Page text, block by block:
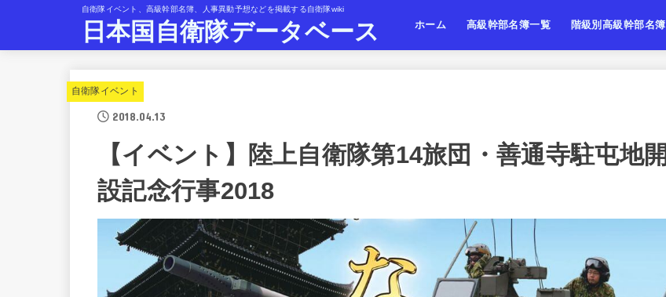
自衛隊イベント、高級幹部名簿、人事異動予想などを掲載する自衛隊wiki
日本国自衛隊データベース ホーム 高級幹部名簿一覧 階級別高級幹部名簿
自衛隊イベント
2018.04.13
【イベント】陸上自衛隊第14旅団・善通寺駐屯地開
設記念行事2018